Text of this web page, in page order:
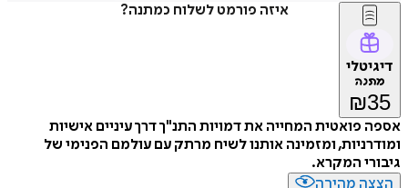
איזה פורמט לשלוח כמתנה?
דיגיטלי
מתנה
₪35
אספה פואטית המחייה את דמויות התנ"ך דרך עיניים אישיות
ומודרניות, ומזמינה אותנו לשיח מרתק עם עולמם הפנימי של
גיבורי המקרא.
הצצה מהירה